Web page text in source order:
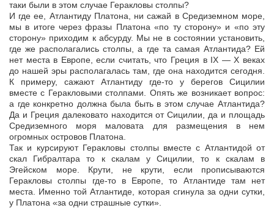
таки были в этом случае Геракловы столпы?
И где ее, Атлантиду Платона, ни сажай в Средиземном море,
мы в итоге через фразы Платона «по ту сторону» и «по эту
сторону» приходим к абсурду. Мы не в состоянии установить,
где же располагались столпы, а где та самая Атлантида? Ей
нет места в Европе, если считать, что Греция в IX — X веках
до нашей эры располагалась там, где она находится сегодня.
К примеру, сажают Атлантиду где-то у берегов Сицилии
вместе с Геракловыми столпами. Опять же возникает вопрос:
а где конкретно должна была быть в этом случае Атлантида?
Да и Греция далековато находится от Сицилии, да и площадь
Средиземного моря маловата для размещения в нем
огромных островов Платона.
Так и курсируют Геракловы столпы вместе с Атлантидой от
скал Гибралтара то к скалам у Сицилии, то к скалам в
Эгейском море. Крути, не крути, если прописываются
Геракловы столпы где-то в Европе, то Атлантиде там нет
места. Именно той Атлантиде, которая сгинула за одни сутки,
у Платона «за одни страшные сутки».